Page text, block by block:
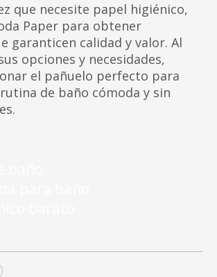
que necesite papel higiénico,
Paper para obtener
garanticen calidad y valor. Al
opciones y necesidades,
el pañuelo perfecto para
de baño cómoda y sin